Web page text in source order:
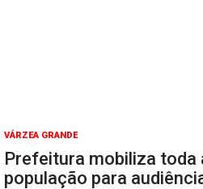
VÁRZEA GRANDE
Prefeitura mobiliza toda
população para